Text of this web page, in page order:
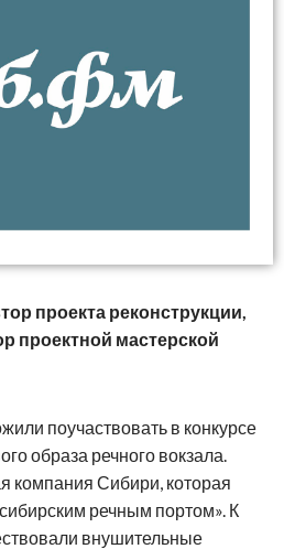
проекта реконструкции,
проектной мастерской
поучаствовать в конкурсе
образа речного вокзала.
компания Сибири, которая
речным портом». К
внушительные